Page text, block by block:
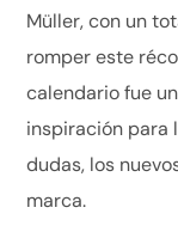
Müller, con un
romper este
calendario fue
inspiración para
dudas, los
marca.